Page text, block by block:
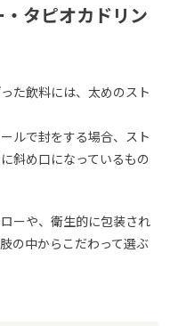
タピオカドリン
た飲料には、太めのスト
ルで封をする場合、スト
斜め口になっているもの
ーや、衛生的に包装され
の中からこだわって選ぶ